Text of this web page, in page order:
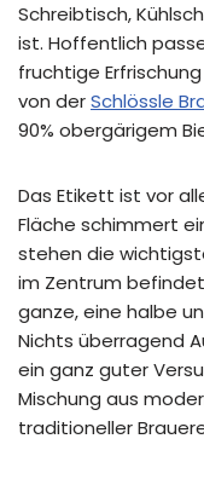
Schreibtisch,
ist. Hoffentlich
fruchtige
von derSchlössle
90% obergärigem
Das Etikett ist vor
Fläche schimmert
stehen die
im Zentrum
ganze, eine halbe
Nichts überragend
ein ganz guter
Mischung aus
traditioneller